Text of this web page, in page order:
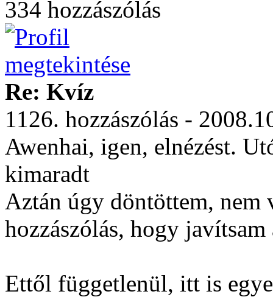
334 hozzászólás
Re: Kvíz
1126. hozzászólás -
Awenhai, igen, elnézést.
kimaradt
Aztán úgy döntöttem, nem
hozzászólás, hogy
Ettől függetlenül, itt is